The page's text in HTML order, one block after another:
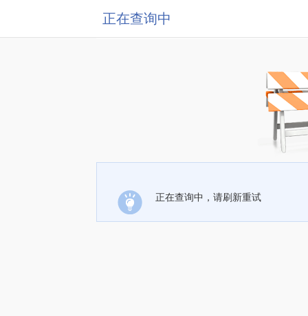
正在查询中
正在查询中，请刷新重试